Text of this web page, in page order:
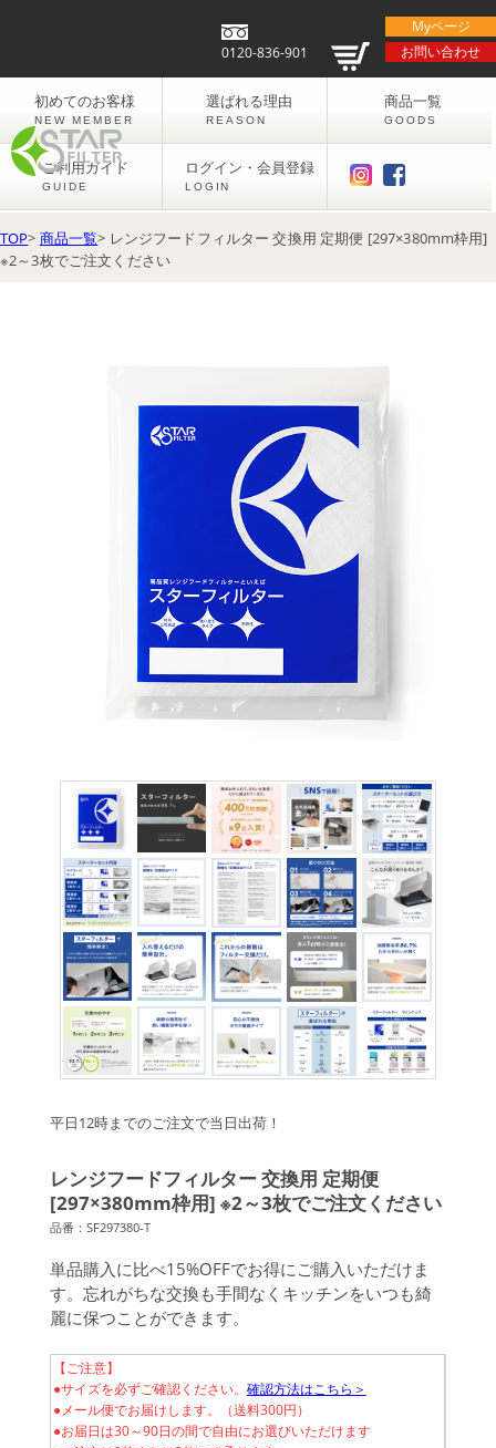
0120-836-901
Myページ
お問い合わせ
初めてのお客様
NEW MEMBER
選ばれる理由
REASON
商品一覧
GOODS
ご利用ガイド
GUIDE
ログイン・会員登録
LOGIN
平日12時までのご注文で当日出荷！
レンジフードフィルター 交換用 定期便
[297×380mm枠用] ※2～3枚でご注文ください
品番：SF297380-T
単品購入に比べ15%OFFでお得にご購入いただけま
す。忘れがちな交換も手間なくキッチンをいつも綺
麗に保つことができます。
【ご注意】
●サイズを必ずご確認ください。 確認方法はこちら＞
●メール便でお届けします。（送料300円）
●お届日は30～90日の間で自由にお選びいただけます
TOP> 商品一覧> レンジフードフィルター 交換用 定期便 [297×380mm枠用]
※2～3枚でご注文ください